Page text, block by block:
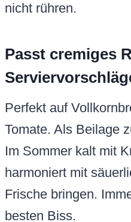
nicht rühren.
Passt cremiges
Perfekt auf
Tomate. Als Beilage
Im Sommer kalt mit
harmoniert mit
Frische bringen.
besten Biss.